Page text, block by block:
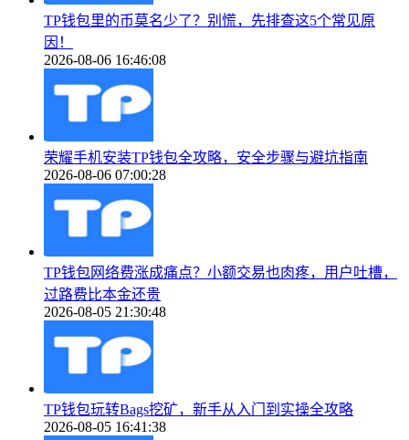
TP钱包里的币莫名少了？别慌，先排查这5个常见原
因！
2026-08-06 16:46:08
荣耀手机安装TP钱包全攻略，安全步骤与避坑指南
2026-08-06 07:00:28
TP钱包网络费涨成痛点？小额交易也肉疼，用户吐槽，
过路费比本金还贵
2026-08-05 21:30:48
TP钱包玩转Bags挖矿，新手从入门到实操全攻略
2026-08-05 16:41:38